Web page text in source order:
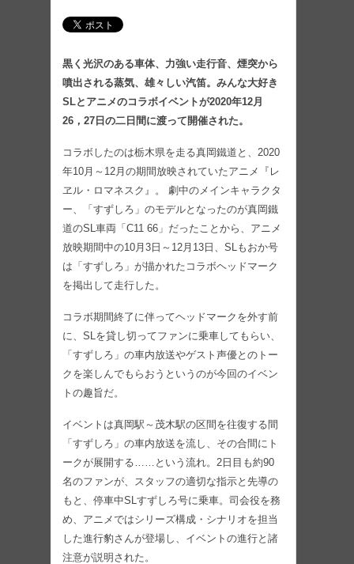
黒く光沢のある車体、力強い走行音、煙突から
噴出される蒸気、雄々しい汽笛。みんな大好き
SLとアニメのコラボイベントが2020年12月
26，27日の二日間に渡って開催された。
コラボしたのは栃木県を走る真岡鐵道と、2020
年10月～12月の期間放映されていたアニメ『レ
ヱル・ロマネスク』。 劇中のメインキャラクタ
ー、「すずしろ」のモデルとなったのが真岡鐵
道のSL車両「C11 66」だったことから、アニメ
放映期間中の10月3日～12月13日、SLもおか号
は「すずしろ」が描かれたコラボヘッドマーク
を掲出して走行した。
コラボ期間終了に伴ってヘッドマークを外す前
に、SLを貸し切ってファンに乗車してもらい、
「すずしろ」の車内放送やゲスト声優とのトー
クを楽しんでもらおうというのが今回のイベン
トの趣旨だ。
イベントは真岡駅～茂木駅の区間を往復する間
「すずしろ」の車内放送を流し、その合間にト
ークが展開する……という流れ。2日目も約90
名のファンが、スタッフの適切な指示と先導の
もと、停車中SLすずしろ号に乗車。司会役を務
め、アニメではシリーズ構成・シナリオを担当
した進行豹さんが登場し、イベントの進行と諸
注意が説明された。